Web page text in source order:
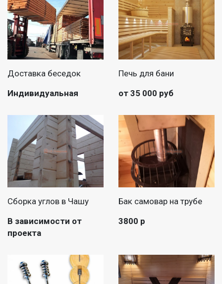
Доставка беседок
Индивидуальная
Печь для бани
от 35 000 руб
Сборка углов в Чашу
В зависимости от
проекта
Бак самовар на трубе
3800 р